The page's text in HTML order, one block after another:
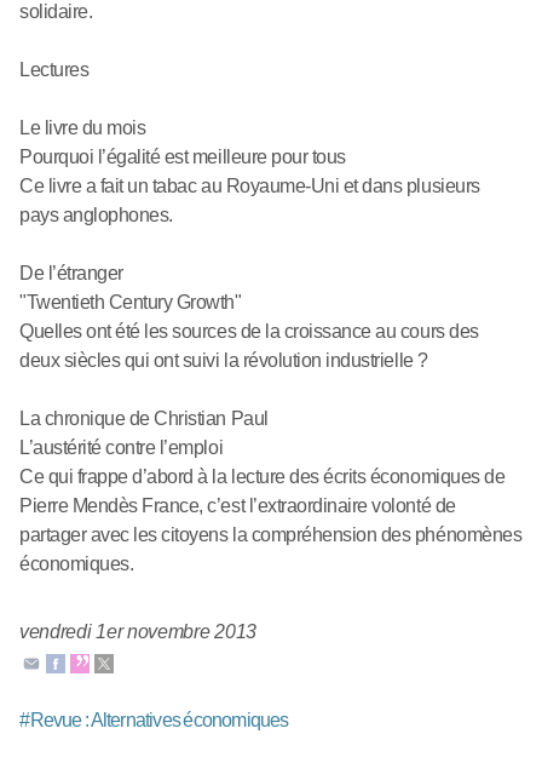
solidaire.
Lectures
Le livre du mois
Pourquoi l’égalité est meilleure pour tous
Ce livre a fait un tabac au Royaume-Uni et dans plusieurs
pays anglophones.
De l’étranger
"Twentieth Century Growth"
Quelles ont été les sources de la croissance au cours des
deux siècles qui ont suivi la révolution industrielle ?
La chronique de Christian Paul
L’austérité contre l’emploi
Ce qui frappe d’abord à la lecture des écrits économiques de
Pierre Mendès France, c’est l’extraordinaire volonté de
partager avec les citoyens la compréhension des phénomènes
économiques.
vendredi 1er novembre 2013
#Revue : Alternatives économiques